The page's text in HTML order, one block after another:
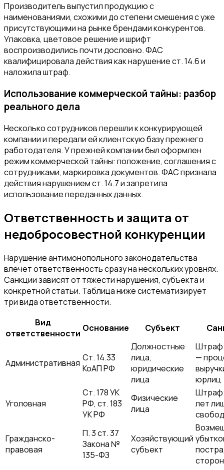
Производитель выпустил продукцию с
наименованиями, схожими до степени смешения с уже
присутствующими на рынке брендами конкурентов.
Упаковка, цветовое решение и шрифт
воспроизводились почти дословно. ФАС
квалифицировала действия как нарушение ст. 14.6 и
наложила штраф.
Использование коммерческой тайны: разбор
реального дела
Несколько сотрудников перешли к конкурирующей
компании и передали ей клиентскую базу прежнего
работодателя. У прежней компании был оформлен
режим коммерческой тайны: положение, соглашения с
сотрудниками, маркировка документов. ФАС признала
действия нарушением ст. 14.7 и запретила
использование переданных данных.
Ответственность и защита от
недобросовестной конкуренции
Нарушение антимонопольного законодательства
влечет ответственность сразу на нескольких уровнях.
Санкции зависят от тяжести нарушения, субъекта и
конкретной статьи. Таблица ниже систематизирует
три вида ответственности.
Вид
ответственности Основание Субъект
Административная Ст. 14.33
КоАП РФ
Должностные
лица,
юридические
лица
—
юрлиц
Уголовная
Ст. 178 УК
РФ, ст. 183
УК РФ
Физические
лица
лет
Гражданско-
правовая
П. 3 ст. 37
Закона №
135-ФЗ
Хозяйствующий
субъект